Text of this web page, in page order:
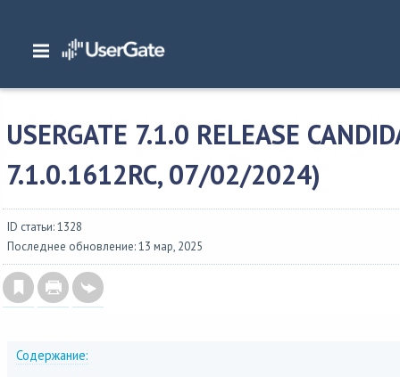
Главная/ Описание версий/UserGate SUMMA
7.1.0.1612RC, 07/02/2024)
USERGATE 7.1.0 RELEASE
7.1.0.1612RC, 07/02/2024)
ID статьи: 1328
Последнее обновление: 13 мар, 2025
Содержание: